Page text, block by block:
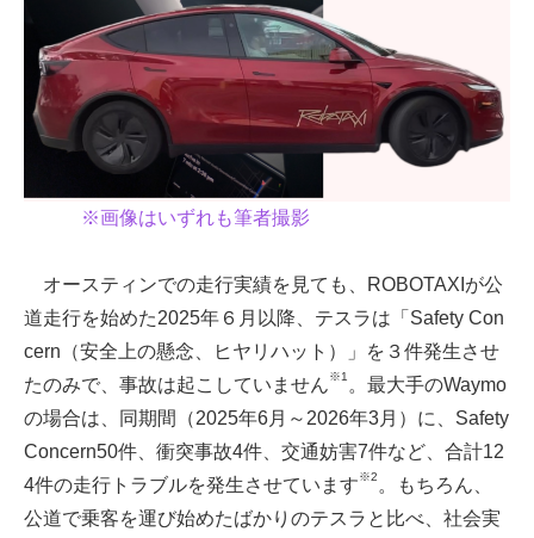
※画像はいずれも筆者撮影
オースティンでの走行実績を見ても、ROBOTAXIが公
道走行を始めた2025年６月以降、テスラは「Safety Con
cern（安全上の懸念、ヒヤリハット）」を３件発生させ
たのみで、事故は起こしていません※1 。最大手のWaymo
の場合は、同期間（2025年6月～2026年3月）に、Safety
Concern50件、衝突事故4件、交通妨害7件など、合計12
4件の走行トラブルを発生させています※2 。もちろん、
公道で乗客を運び始めたばかりのテスラと比べ、社会実